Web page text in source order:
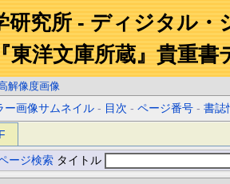
研究所 - ディジタル
東洋文庫所蔵』貴重
解像度画像
ー画像サムネイル - 目次 -ページ番号 -書誌
ージ検索 タイトル